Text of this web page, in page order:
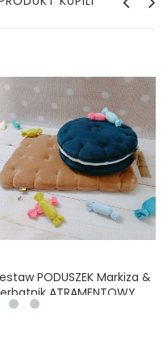
PODUSZEK Markiza &
ATRAMENTOWY
zł